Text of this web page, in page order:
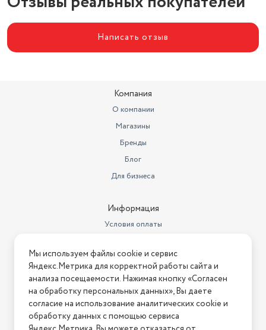
Написать отзыв
Компания
О компании
Магазины
Бренды
Блог
Для бизнеса
Информация
Условия оплаты
Условия возврата
Нашли ошибку на сайте? Напишите нам
2026 © Интернет-магазин "АстМаркет". У нас есть всё!
Мы используем файлы cookie и сервис
Яндекс.Метрика для корректной работы сайта и
анализа посещаемости. Нажимая кнопку «Согласен
на обработку персональных данных», Вы даете
согласие на использование аналитических cookie и
обработку данных с помощью сервиса